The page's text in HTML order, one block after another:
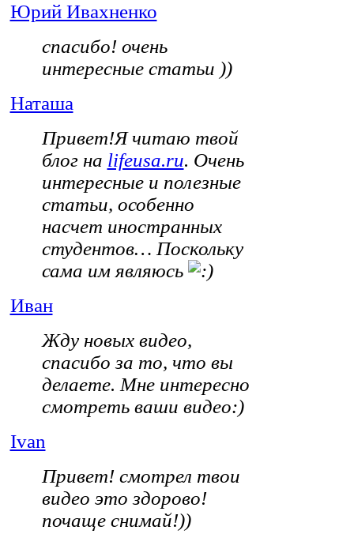
Юрий Ивахненко
спасибо! очень
интересные статьи ))
Наташа
Привет!Я читаю твой
блог на lifeusa.ru. Очень
интересные и полезные
статьи, особенно
насчет иностранных
студентов… Поскольку
сама им являюсь
Иван
Жду новых видео,
спасибо за то, что вы
делаете. Мне интересно
смотреть ваши видео:)
Ivan
Привет! смотрел твои
видео это здорово!
почаще снимай!))